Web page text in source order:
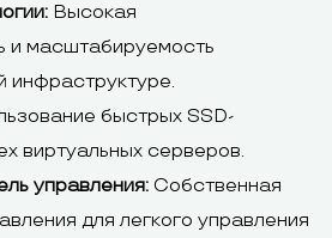
Высокая
и масштабируемость
инфраструктуре.
быстрых SSD-
виртуальных серверов.
управления: Собственная
для легкого управления